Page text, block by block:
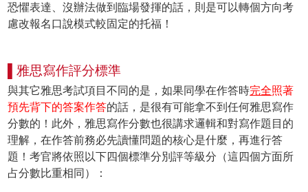
恐懼表達、沒辦法做到臨場發揮的話，則是可以轉個方向考
慮改報名口說模式較固定的托福！
▌雅思寫作評分標準
與其它雅思考試項目不同的是，如果同學在作答時完全照著
預先背下的答案作答的話，是很有可能拿不到任何雅思寫作
分數的！此外，雅思寫作分數也很講求邏輯和對寫作題目的
理解，在作答前務必先讀懂問題的核心是什麼，再進行答
題！考官將依照以下四個標準分別評等級分（這四個方面所
占分數比重相同）：